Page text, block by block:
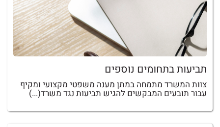
תביעות בתחומים נוספים
צוות המשרד מתמחה במתן מענה משפטי מקצועי ומקיף
עבור תובעים המבקשים להגיש תביעות נגד משרד(...)